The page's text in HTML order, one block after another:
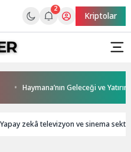
2
Kriptolar
Haymana’nın Geleceği ve Yatırım
Yapay zekâ televizyon ve sinema